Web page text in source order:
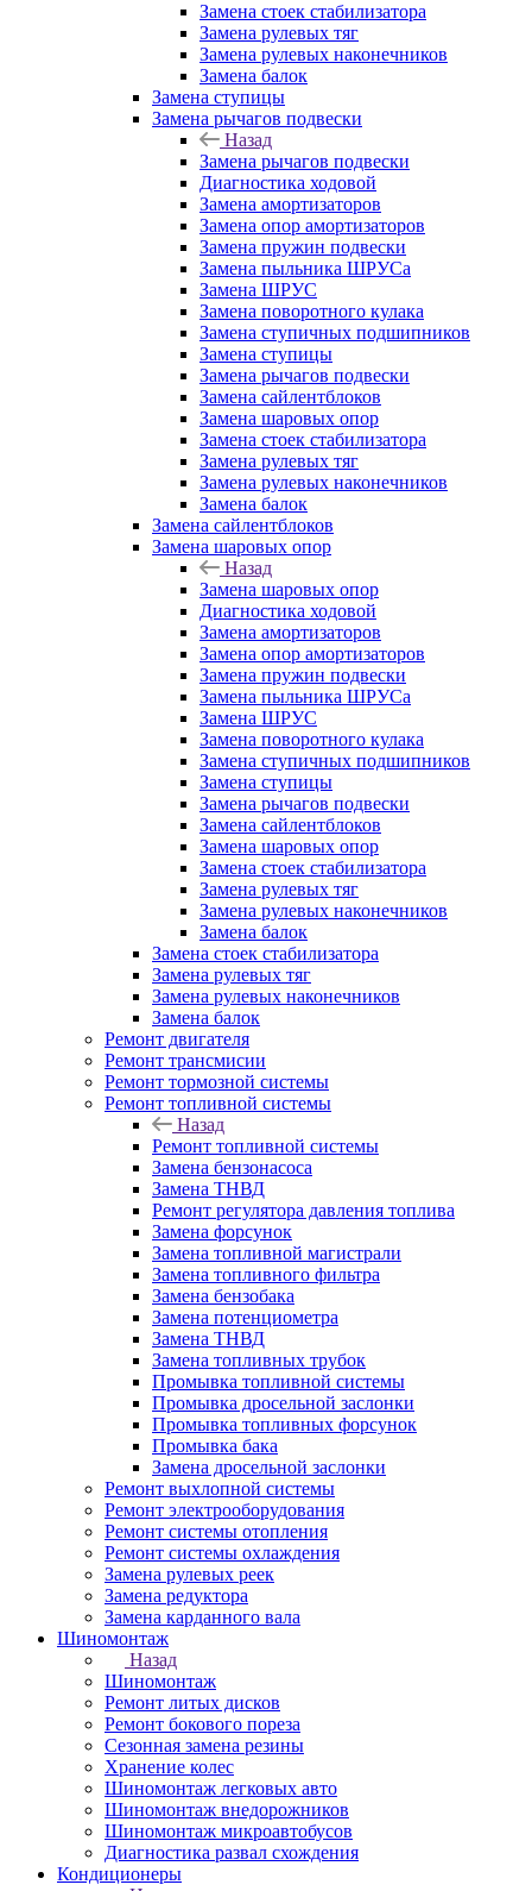
Замена стоек стабилизатора
Замена рулевых тяг
Замена рулевых наконечников
Замена балок
Замена ступицы
Замена рычагов подвески
Назад
Замена рычагов подвески
Диагностика ходовой
Замена амортизаторов
Замена опор амортизаторов
Замена пружин подвески
Замена пыльника ШРУСа
Замена ШРУС
Замена поворотного кулака
Замена ступичных подшипников
Замена ступицы
Замена рычагов подвески
Замена сайлентблоков
Замена шаровых опор
Замена стоек стабилизатора
Замена рулевых тяг
Замена рулевых наконечников
Замена балок
Замена сайлентблоков
Замена шаровых опор
Назад
Замена шаровых опор
Диагностика ходовой
Замена амортизаторов
Замена опор амортизаторов
Замена пружин подвески
Замена пыльника ШРУСа
Замена ШРУС
Замена поворотного кулака
Замена ступичных подшипников
Замена ступицы
Замена рычагов подвески
Замена сайлентблоков
Замена шаровых опор
Замена стоек стабилизатора
Замена рулевых тяг
Замена рулевых наконечников
Замена балок
Замена стоек стабилизатора
Замена рулевых тяг
Замена рулевых наконечников
Замена балок
Ремонт двигателя
Ремонт трансмисии
Ремонт тормозной системы
Ремонт топливной системы
Назад
Ремонт топливной системы
Замена бензонасоса
Замена ТНВД
Ремонт регулятора давления топлива
Замена форсунок
Замена топливной магистрали
Замена топливного фильтра
Замена бензобака
Замена потенциометра
Замена ТНВД
Замена топливных трубок
Промывка топливной системы
Промывка дросельной заслонки
Промывка топливных форсунок
Промывка бака
Замена дросельной заслонки
Ремонт выхлопной системы
Ремонт электрооборудования
Ремонт системы отопления
Ремонт системы охлаждения
Замена рулевых реек
Замена редуктора
Замена карданного вала
Шиномонтаж
Назад
Шиномонтаж
Ремонт литых дисков
Ремонт бокового пореза
Сезонная замена резины
Хранение колес
Шиномонтаж легковых авто
Шиномонтаж внедорожников
Шиномонтаж микроавтобусов
Диагностика развал схождения
Кондиционеры